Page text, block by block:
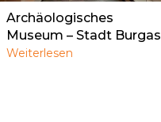
Archäologisches
Museum – Stadt Burgas
Weiterlesen